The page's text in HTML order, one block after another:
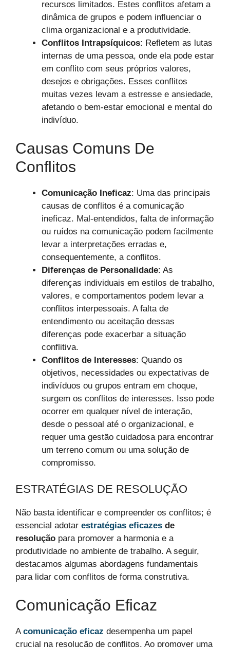
recursos limitados. Estes conflitos afetam a
dinâmica de grupos e podem influenciar o
clima organizacional e a produtividade.
Conflitos Intrapsíquicos: Refletem as lutas
internas de uma pessoa, onde ela pode estar
em conflito com seus próprios valores,
desejos e obrigações. Esses conflitos
muitas vezes levam a estresse e ansiedade,
afetando o bem-estar emocional e mental do
indivíduo.
Causas Comuns De
Conflitos
Comunicação Ineficaz: Uma das principais
causas de conflitos é a comunicação
ineficaz. Mal-entendidos, falta de informação
ou ruídos na comunicação podem facilmente
levar a interpretações erradas e,
consequentemente, a conflitos.
Diferenças de Personalidade: As
diferenças individuais em estilos de trabalho,
valores, e comportamentos podem levar a
conflitos interpessoais. A falta de
entendimento ou aceitação dessas
diferenças pode exacerbar a situação
conflitiva.
Conflitos de Interesses: Quando os
objetivos, necessidades ou expectativas de
indivíduos ou grupos entram em choque,
surgem os conflitos de interesses. Isso pode
ocorrer em qualquer nível de interação,
desde o pessoal até o organizacional, e
requer uma gestão cuidadosa para encontrar
um terreno comum ou uma solução de
compromisso.
ESTRATÉGIAS DE RESOLUÇÃO
Não basta identificar e compreender os conflitos; é
essencial adotar estratégias eficazes de
resolução para promover a harmonia e a
produtividade no ambiente de trabalho. A seguir,
destacamos algumas abordagens fundamentais
para lidar com conflitos de forma construtiva.
Comunicação Eficaz
Acomunicação eficaz desempenha um papel
crucial na resolução de conflitos. Ao promover uma